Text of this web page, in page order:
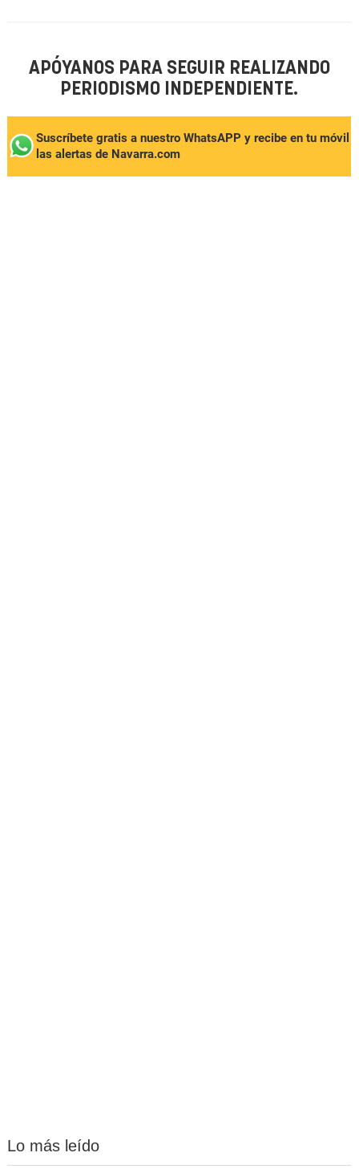
APÓYANOS PARA SEGUIR REALIZANDO
PERIODISMO INDEPENDIENTE.
Suscríbete gratis a nuestro WhatsAPP y recibe en tu móvil
las alertas de Navarra.com
Lo más leído